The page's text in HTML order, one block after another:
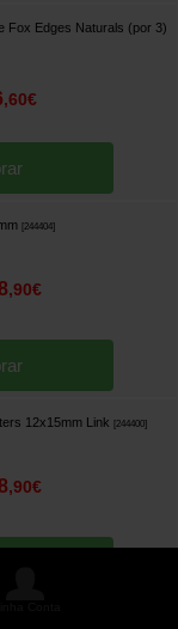
Fox Edges Naturals (por 3)
,60€
244404]
,90€
12x15mm Link 244400]
,90€